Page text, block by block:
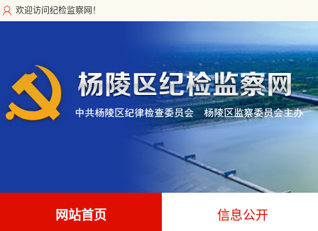
欢迎访问纪检监察网！
网站首页 信息公开